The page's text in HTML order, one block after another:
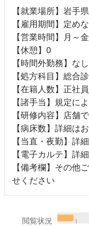
【就業場所】岩手
【雇用期間】定め
【営業時間】月～
【休憩】0
【時間外勤務】なし
【処方科目】総合
【在籍人数】正社
【諸手当】規定に
【研修内容】店舗
【病床数】詳細は
【当直・夜勤】詳
【電子カルテ】詳
【備考欄】その他
せください
閲覧状況